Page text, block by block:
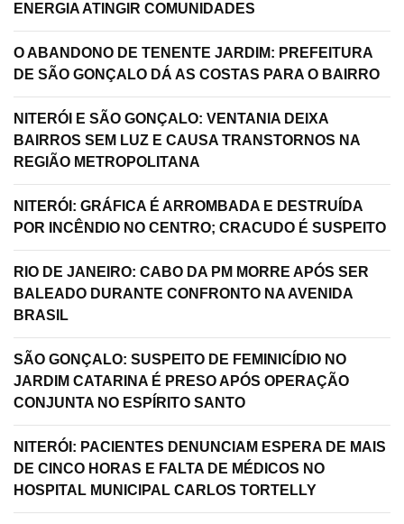
ENERGIA ATINGIR COMUNIDADES
O ABANDONO DE TENENTE JARDIM: PREFEITURA
DE SÃO GONÇALO DÁ AS COSTAS PARA O BAIRRO
NITERÓI E SÃO GONÇALO: VENTANIA DEIXA
BAIRROS SEM LUZ E CAUSA TRANSTORNOS NA
REGIÃO METROPOLITANA
NITERÓI: GRÁFICA É ARROMBADA E DESTRUÍDA
POR INCÊNDIO NO CENTRO; CRACUDO É SUSPEITO
RIO DE JANEIRO: CABO DA PM MORRE APÓS SER
BALEADO DURANTE CONFRONTO NA AVENIDA
BRASIL
SÃO GONÇALO: SUSPEITO DE FEMINICÍDIO NO
JARDIM CATARINA É PRESO APÓS OPERAÇÃO
CONJUNTA NO ESPÍRITO SANTO
NITERÓI: PACIENTES DENUNCIAM ESPERA DE MAIS
DE CINCO HORAS E FALTA DE MÉDICOS NO
HOSPITAL MUNICIPAL CARLOS TORTELLY